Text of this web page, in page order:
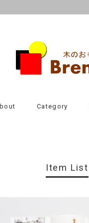
Category
Item List